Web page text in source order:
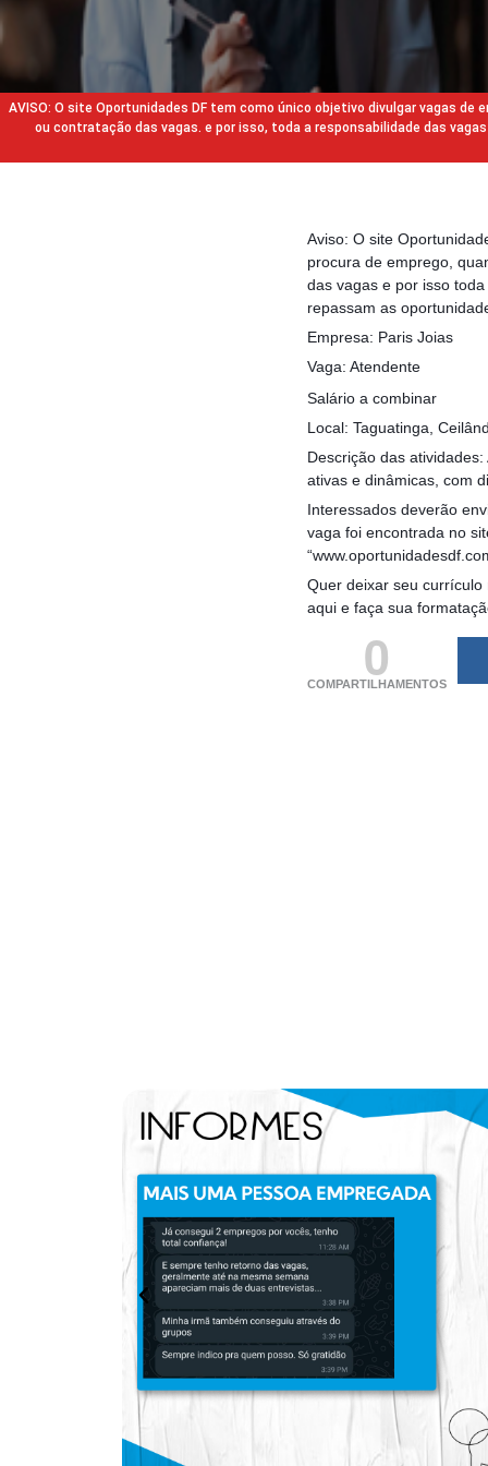
AVISO: O site Oportunidades DF tem como único objetivo divulgar vagas
ou contratação das vagas. e por isso, toda a responsabilidade das
Aviso: O site
procura de emprego,
das vagas e por isso
repassam as
Empresa: Paris Joias
Vaga: Atendente
Salário a combinar
Local: Taguatinga,
Descrição das
ativas e dinâmicas, com
Interessados deverão
vaga foi encontrada no
Quer deixar seu
aqui e faça sua
0
COMPARTILHAMENTOS